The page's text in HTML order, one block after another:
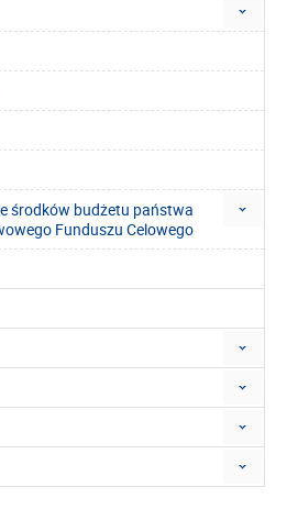
środków budżetu państwa
Funduszu Celowego